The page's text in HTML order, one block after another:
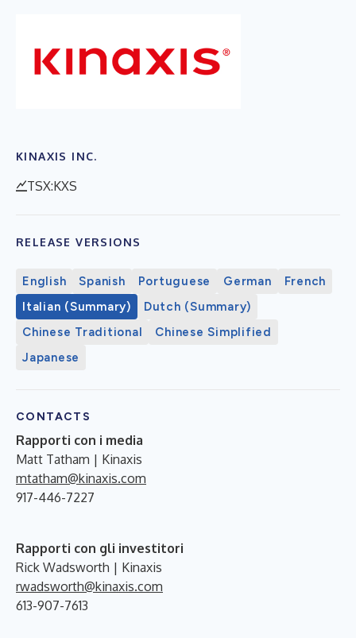
KINAXIS INC.
TSX:KXS
RELEASE VERSIONS
English Spanish Portuguese German
French
Italian (Summary)
Dutch (Summary)
Chinese Traditional
Chinese Simplified
Japanese
CONTACTS
Rapporti con i media
Matt Tatham | Kinaxis
mtatham@kinaxis.com
917-446-7227
Rapporti con gli investitori
Rick Wadsworth | Kinaxis
rwadsworth@kinaxis.com
613-907-7613